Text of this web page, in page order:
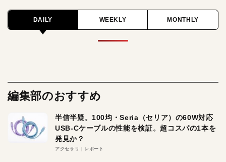
DAILY WEEKLY MONTHLY
編集部のおすすめ
半信半疑。100均・Seria（セリア）の60W対応
USB-Cケーブルの性能を検証。超コスパの1本を
発見か？
アクセサリ レポート